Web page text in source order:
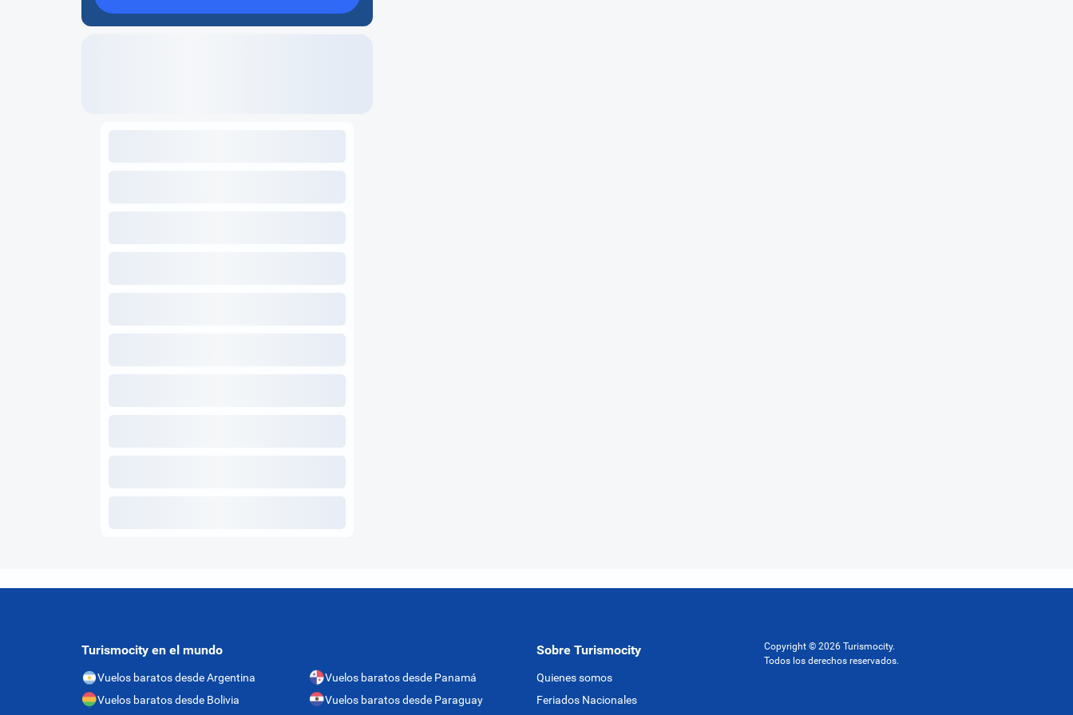
Turismocity en el mundo
Vuelos baratos desde Argentina
Vuelos baratos desde Bolivia
Vuelos baratos desde Panamá
Vuelos baratos desde Paraguay
Sobre Turismocity
Quienes somos
Feriados Nacionales
Copyright © 2026 Turismocity.
Todos los derechos reservados.